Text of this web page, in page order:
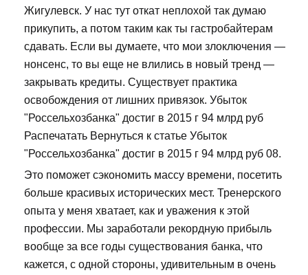
Жигулевск. У нас тут откат неплохой так думаю
прикупить, а потом таким как ты гастробайтерам
сдавать. Если вы думаете, что мои злоключения —
нонсенс, то вы еще не влились в новый тренд —
закрывать кредиты. Существует практика
освобождения от лишних привязок. Убыток
"Россельхозбанка" достиг в 2015 г 94 млрд руб
Распечатать Вернуться к статье Убыток
"Россельхозбанка" достиг в 2015 г 94 млрд руб 08.
Это поможет сэкономить массу времени, посетить
больше красивых исторических мест. Тренерского
опыта у меня хватает, как и уважения к этой
профессии. Мы заработали рекордную прибыль
вообще за все годы существования банка, что
кажется, с одной стороны, удивительным в очень